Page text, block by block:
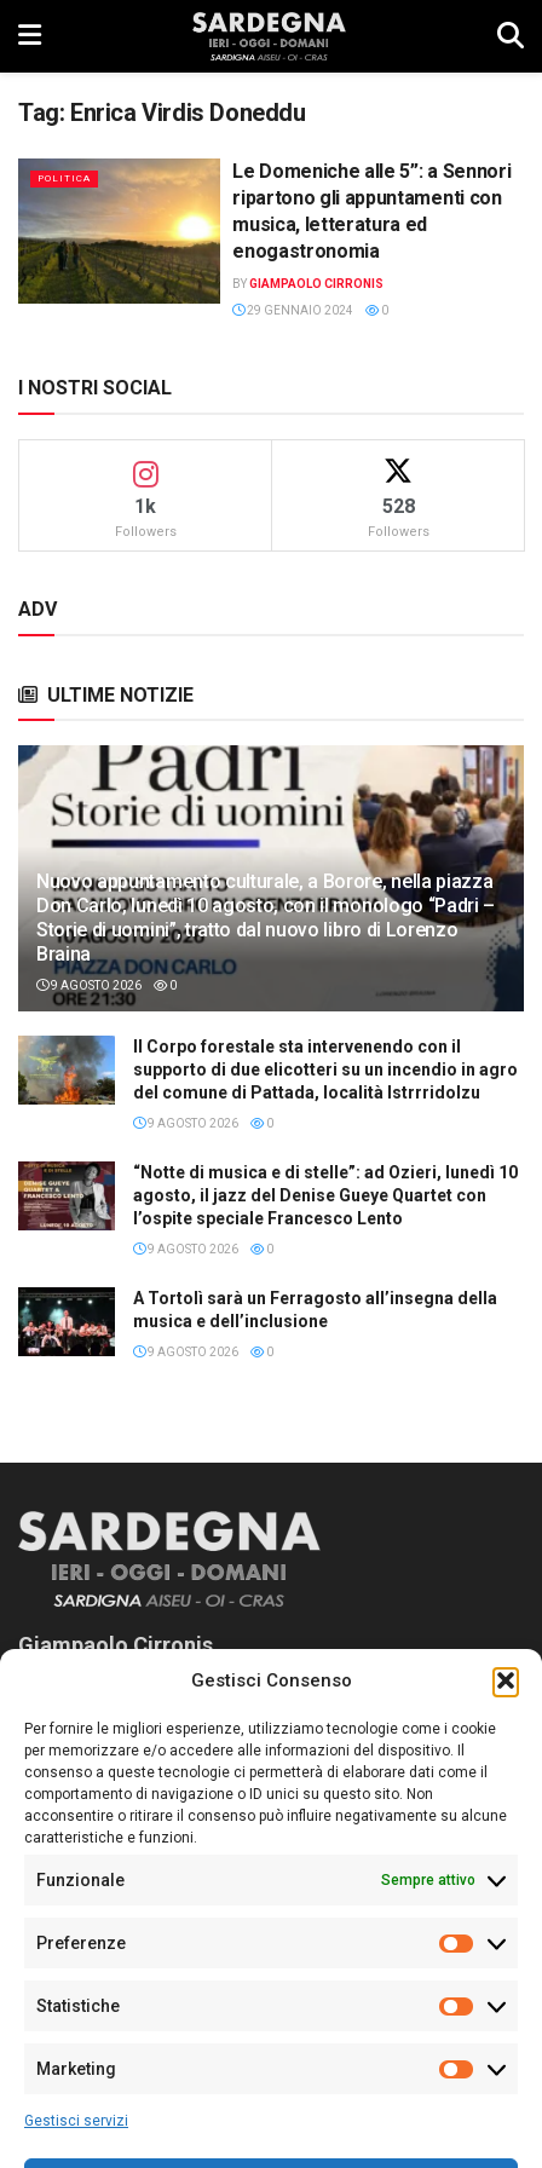
Gestisci Consenso
Per fornire le migliori esperienze, utilizziamo tecnologie come i cookie
per memorizzare e/o accedere alle informazioni del dispositivo. Il
consenso a queste tecnologie ci permetterà di elaborare dati come il
comportamento di navigazione o ID unici su questo sito. Non
acconsentire o ritirare il consenso può influire negativamente su alcune
caratteristiche e funzioni.
Funzionale Sempre attivo
Preferenze
Statistiche
Marketing
Gestisci servizi
Tag: Enrica Virdis Doneddu
POLITICA
Le Domeniche alle 5”: a Sennori
ripartono gli appuntamenti con
musica, letteratura ed
enogastronomia
BYGIAMPAOLO CIRRONIS
29 GENNAIO 2024
0
I NOSTRI SOCIAL
1k
Followers
528
Followers
ADV
ULTIME NOTIZIE
Nuovo appuntamento culturale, a Borore, nella piazza
Don Carlo, lunedì 10 agosto, con il monologo “Padri –
Storie di uomini”, tratto dal nuovo libro di Lorenzo
Braina
9 AGOSTO 2026 0
Il Corpo forestale sta intervenendo con il
supporto di due elicotteri su un incendio in agro
del comune di Pattada, località Istrrridolzu
9 AGOSTO 2026 0
“Notte di musica e di stelle”: ad Ozieri, lunedì 10
agosto, il jazz del Denise Gueye Quartet con
l’ospite speciale Francesco Lento
9 AGOSTO 2026 0
A Tortolì sarà un Ferragosto all’insegna della
musica e dell’inclusione
9 AGOSTO 2026 0
Giampaolo Cirronis
Sardegna Ieri-Oggi-Domani nasce per informare “liberamente” i
lettori su quanto accade in Sardegna, con un occhio rivolto al
nostro passato e, soprattutto, al nostro futuro
Follow Us
Sede:Via Cristoforo Colombo 09013 Carbonia
Partita IVA02270380922
128/2020 del 10/02/2020
Per la Pubblicità: